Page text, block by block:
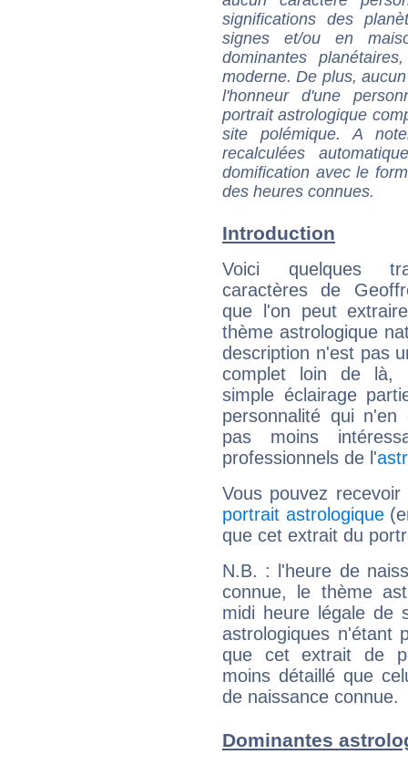
significations des
signes et/ou en
dominantes
moderne. De plus,
l'honneur d'une
portrait astrologique
site polémique. A
recalculées
domification avec le
des heures connues.
Introduction
Voici quelques
caractères de
que l'on peut
thème astrologique
description n'est pas
complet loin de là,
simple éclairage
personnalité qui n'en
pas moins
professionnels de l'
Vous pouvez
portrait astrologique
que cet extrait du
N.B. : l'heure de
connue, le thème
midi heure légale de
astrologiques n'étant
que cet extrait de
moins détaillé que
de naissance connue.
Dominantes